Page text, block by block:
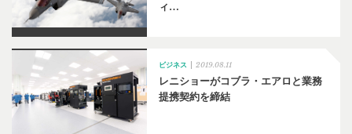
ィ…
ビジネス 2019.08.11
レニショーがコブラ・エアロと業務
提携契約を締結